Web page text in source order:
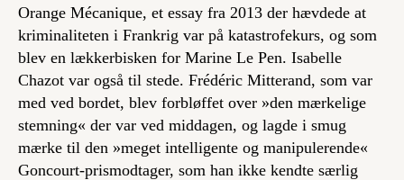
Orange Mécanique, et essay fra 2013 der hævdede at
kriminaliteten i Frankrig var på katastrofekurs, og som
blev en lækkerbisken for Marine Le Pen. Isabelle
Chazot var også til stede. Frédéric Mitterand, som var
med ved bordet, blev forbløffet over »den mærkelige
stemning« der var ved middagen, og lagde i smug
mærke til den »meget intelligente og manipulerende«
Goncourt-prismodtager, som han ikke kendte særlig